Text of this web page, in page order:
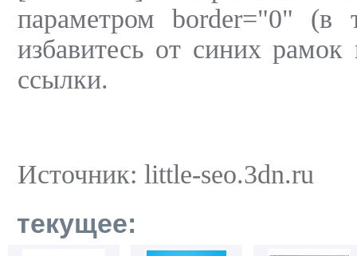
параметром border="0"
избавитесь от синих рамок
ссылки.
Источник: little-seo.3dn.ru
текущее: